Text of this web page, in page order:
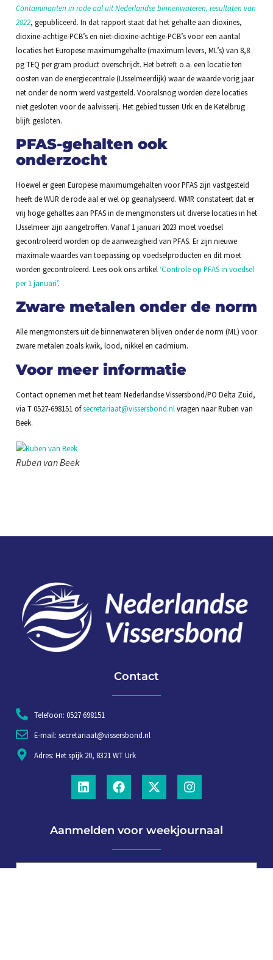
Contaminanten in rode aal uit Nederlandse binnenwateren, resultaten van
2022, gepubliceerd. In dat rapport staat dat het gehalte aan dioxines,
dioxine-achtige-PCB’s en niet-dioxine-achtige-PCB’s voor een aantal
locaties het Europese maximumgehalte (maximum levers, ML’s) van 8,8
pg TEQ per gram product overschrijdt. Het betreft o.a. een locatie ten
oosten van de energiecentrale (IJsselmeerdijk) waar de waarde vorig jaar
net onder de norm werd vastgesteld. Vooralsnog worden deze locaties
niet gesloten voor de aalvisserij. Het gebied tussen Urk en de Ketelbrug
blijft gesloten.
PFAS-gehalten ook
onderzocht
Hoewel er geen Europese maximumgehalten voor PFAS zijn vastgesteld
heeft de WUR de rode aal er wel op geanalyseerd. WMR constateert dat er
vrij hoge gehaltes aan PFAS in de mengmonsters uit diverse locaties in het
IJsselmeer zijn aangetroffen. Vanaf 1 januari 2023 moet voedsel
gecontroleerd worden op de aanwezigheid van PFAS. Er zijn nieuwe
maximale waardes van toepassing op voedselproducten en dit moet
worden gecontroleerd. Lees ook ons artikel ‘Controle op PFAS in voedsel
per 1 januari’.
Zware metalen onder de norm
Alle mengmonsters uit de binnenwateren blijven onder de norm (ML) voor
zware metalen zoals kwik, lood, nikkel en cadmium.
Voor meer informatie
Contact opnemen met het team Nederlandse Vissersbond/PO Delta Zuid,
via T 0527-698151 ofsecretariaat@vissersbond.nl vragen naar Ruben van
Beek.
Ruben van Beek
Contact
Telefoon: 0527 698151
E-mail: secretariaat@vissersbond.nl
Adres: Het spijk 20, 8321 WT Urk
Aanmelden voor weekjournaal